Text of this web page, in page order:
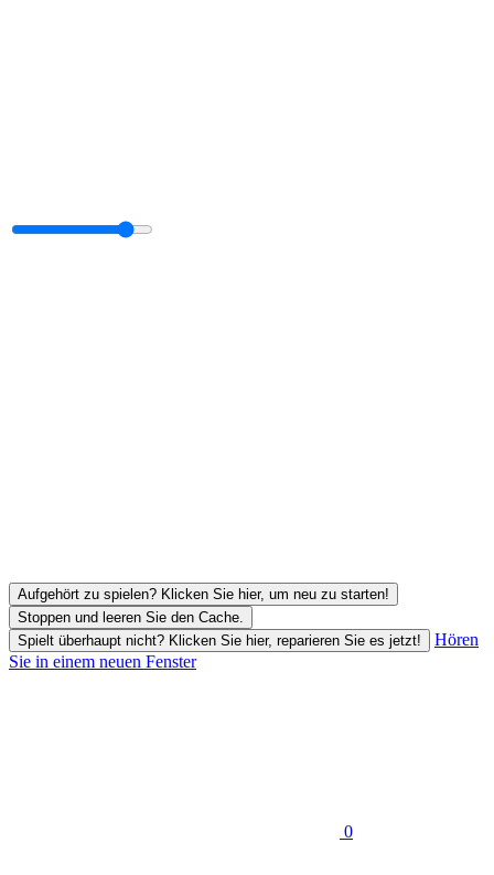
Aufgehört zu spielen? Klicken Sie hier, um neu zu starten!
Stoppen und leeren Sie den Cache.
Spielt überhaupt nicht? Klicken Sie hier, reparieren Sie es jetzt!
Hören
Sie in einem neuen Fenster
0